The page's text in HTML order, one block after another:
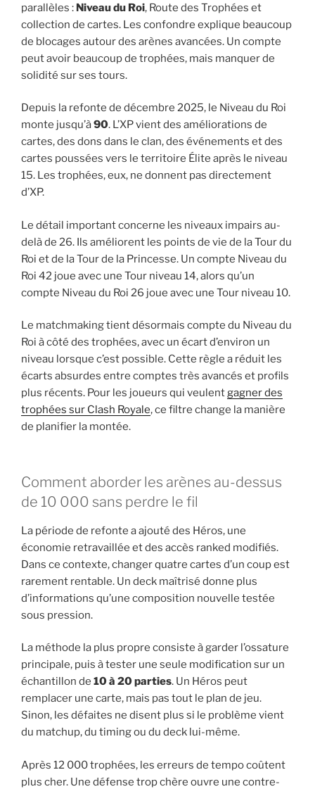
parallèles : Niveau du Roi, Route des Trophées et
collection de cartes. Les confondre explique beaucoup
de blocages autour des arènes avancées. Un compte
peut avoir beaucoup de trophées, mais manquer de
solidité sur ses tours.
Depuis la refonte de décembre 2025, le Niveau du Roi
monte jusqu’à90. L’XP vient des améliorations de
cartes, des dons dans le clan, des événements et des
cartes poussées vers le territoire Élite après le niveau
15. Les trophées, eux, ne donnent pas directement
d’XP.
Le détail important concerne les niveaux impairs au-
delà de 26. Ils améliorent les points de vie de la Tour du
Roi et de la Tour de la Princesse. Un compte Niveau du
Roi 42 joue avec une Tour niveau 14, alors qu’un
compte Niveau du Roi 26 joue avec une Tour niveau 10.
Le matchmaking tient désormais compte du Niveau du
Roi à côté des trophées, avec un écart d’environ un
niveau lorsque c’est possible. Cette règle a réduit les
écarts absurdes entre comptes très avancés et profils
plus récents. Pour les joueurs qui veulentgagner des
trophées sur Clash Royale, ce filtre change la manière
de planifier la montée.
Comment aborder les arènes au-dessus
de 10 000 sans perdre le fil
La période de refonte a ajouté des Héros, une
économie retravaillée et des accès ranked modifiés.
Dans ce contexte, changer quatre cartes d’un coup est
rarement rentable. Un deck maîtrisé donne plus
d’informations qu’une composition nouvelle testée
sous pression.
La méthode la plus propre consiste à garder l’ossature
principale, puis à tester une seule modification sur un
échantillon de 10 à 20 parties. Un Héros peut
remplacer une carte, mais pas tout le plan de jeu.
Sinon, les défaites ne disent plus si le problème vient
du matchup, du timing ou du deck lui-même.
Après 12 000 trophées, les erreurs de tempo coûtent
plus cher. Une défense trop chère ouvre une contre-